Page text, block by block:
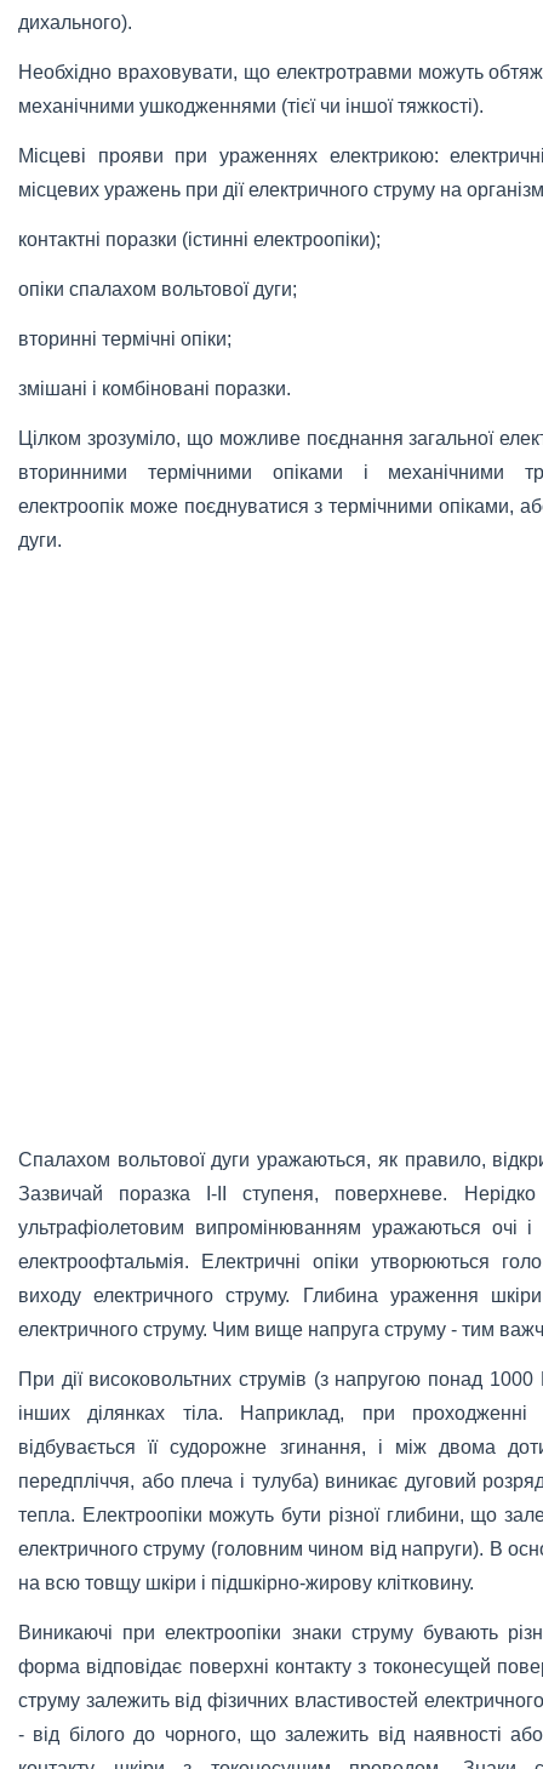
дихального).
Необхідно враховувати, що електротравми можуть
механічними ушкодженнями (тієї чи іншої тяжкості).
Місцеві прояви при ураженнях електрикою:
місцевих уражень при дії електричного струму на
контактні поразки (істинні електроопіки);
опіки спалахом вольтової дуги;
вторинні термічні опіки;
змішані і комбіновані поразки.
Цілком зрозуміло, що можливе поєднання загальної
вторинними термічними опіками і механічними
електроопік може поєднуватися з термічними опіками,
дуги.
Спалахом вольтової дуги уражаються, як правило,
Зазвичай поразка I-II ступеня, поверхневе.
ультрафіолетовим випромінюванням уражаються очі і
електроофтальмія. Електричні опіки утворюються
виходу електричного струму. Глибина ураження
електричного струму. Чим вище напруга струму - тим
При дії високовольтних струмів (з напругою понад
інших ділянках тіла. Наприклад, при проходженні
відбувається її судорожне згинання, і між двома
передпліччя, або плеча і тулуба) виникає дуговий
тепла. Електроопіки можуть бути різної глибини, що
електричного струму (головним чином від напруги). В
на всю товщу шкіри і підшкірно-жирову клітковину.
Виникаючі при електроопіки знаки струму бувають
форма відповідає поверхні контакту з токонесущей
струму залежить від фізичних властивостей
- від білого до чорного, що залежить від наявності